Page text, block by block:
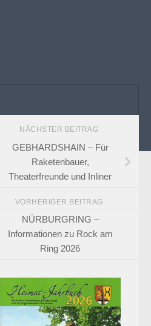
NÄCHSTER BEITRAG
GEBHARDSHAIN – Für
Raketenbauer,
Theaterfreunde und Inliner
VORHERIGER BEITRAG
NÜRBURGRING –
Informationen zu Rock am
Ring 2026